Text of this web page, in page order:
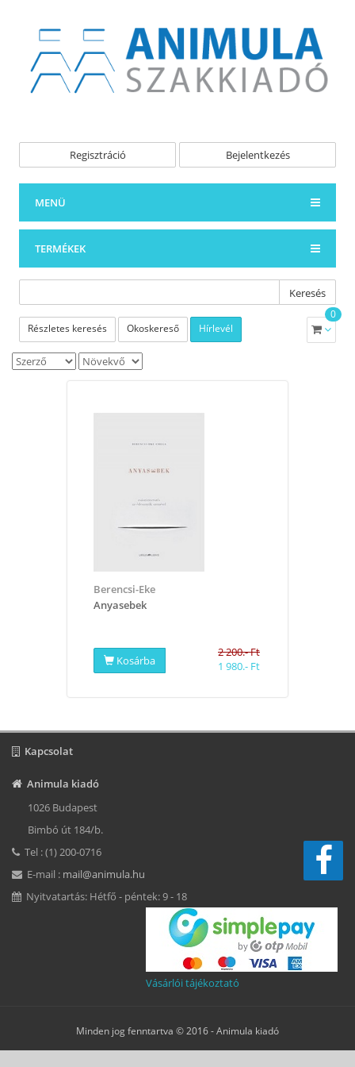
Regisztráció Bejelentkezés
MENÜ
TERMÉKEK
Keresés
Részletes keresés Okoskereső Hírlevél
0
Berencsi-Eke
Anyasebek
Kosárba
2 200.- Ft
1 980.- Ft
Kapcsolat
Animula kiadó
1026 Budapest
Bimbó út 184/b.
Tel : (1) 200-0716
E-mail : mail@animula.hu
Nyitvatartás: Hétfő - péntek: 9 - 18
Vásárlói tájékoztató
Minden jog fenntartva © 2016 -Animula kiadó